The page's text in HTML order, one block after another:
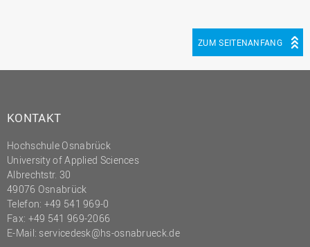
ZUM SEITENANFANG
KONTAKT
Hochschule Osnabrück
University of Applied Sciences
Albrechtstr. 30
49076 Osnabrück
Telefon: +49 541 969-0
Fax: +49 541 969-2066
E-Mail: servicedesk@hs-osnabrueck.de